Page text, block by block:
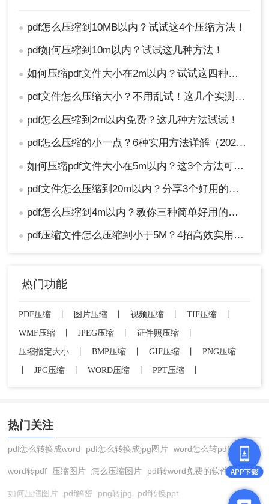
2、删除不必要的页面、图像或注释。
积。
4、保存修改后的文件。
注意：在执行任何修改之前，务必备份原始文件以
方法四：利用Adobe Acrobat的内置功能
Adobe Acrobat不仅是一款强大的PDF编辑工具，还
PDF文件压缩到所需大小。
优点:提供了高质量的压缩效果；适合处理复
杂PDF文件。
需要购买软件许可证，成本较高。
操作步骤：
1、打开Adobe Acrobat并加载PDF文件。
2、选择“文件”>“另存为其他”>“减小大小的
PDF”。
3、按照提示操作以保存优化后的文件。
注意：对于扫描版PDF，建议开启OCR识别来提高
● pdf怎么压缩到10MB以内？试试这4个压缩方法！
● pdf如何压缩到10m以内？试试这几种方法！
● 如何压缩pdf文件大小在2m以内？试试这四种压缩技巧！
● pdf文件怎么压缩大小？不用乱试！这几个实测有用！
● pdf怎么压缩到2m以内免费？这几种方法试试！
● pdf怎么压缩的小一点？6种实用方法详解（2026最新）
● 如何压缩pdf文件大小在5m以内？这3个方法可以实现！
● pdf文件怎么压缩到20m以内？分享3个好用的方法，简单又快捷！
● pdf怎么压缩到4m以内？教你三种简单好用的压缩方法！
● pdf压缩文件怎么压缩到小于5M？4招高效实用技巧轻松搞定！
热门功能
PDF压缩 图片压缩 视频压缩 TIF压缩
WMF压缩
JPEG压缩 证件照压缩
压缩指定大小
BMP压缩 GIF压缩
PNG压缩
JPG压缩 WORD压缩 PPT压缩
热门关注
pdf怎么转换成word pdf怎么转换成jpg图片 word怎么转pdf
word转pdf 压缩图片 怎么压缩图片 pdf转word免费的软件
如何压缩图片 pdf解密 png转jpg pdf转换ppt